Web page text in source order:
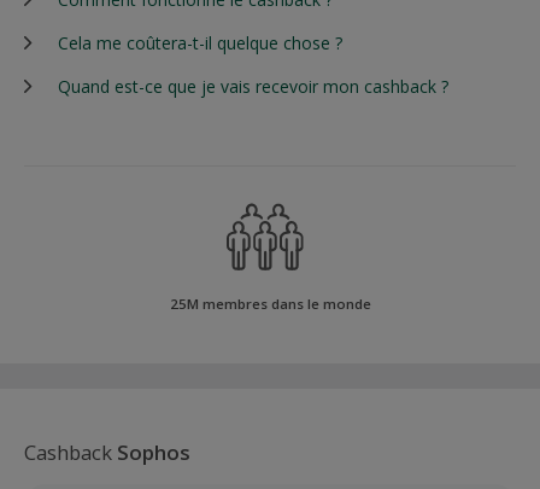
Cela me coûtera-t-il quelque chose ?
Quand est-ce que je vais recevoir mon cashback ?
25M membres dans le monde
Cashback Sophos